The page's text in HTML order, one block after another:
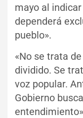
mayo al
dependerá
pueblo».
«No se trata
dividido. Se
voz popular.
Gobierno